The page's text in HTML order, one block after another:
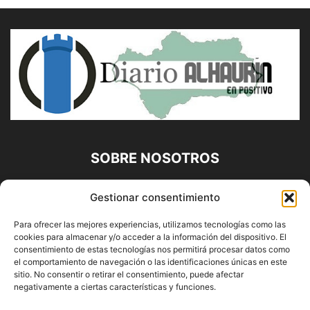
Gestionar consentimiento
Para ofrecer las mejores experiencias, utilizamos tecnologías como las
cookies para almacenar y/o acceder a la información del dispositivo. El
consentimiento de estas tecnologías nos permitirá procesar datos como
el comportamiento de navegación o las identificaciones únicas en este
sitio. No consentir o retirar el consentimiento, puede afectar
negativamente a ciertas características y funciones.
SOBRE NOSOTROS
Diario Alhaurín (www.alhaurindelatorre.com) Propiedad de
Francisco E. López López | 639 95 71 95 | Noticias de
Alhaurín de la Torre, Málaga y Provincia|
Contáctanos:info@alhaurindelatorre.com
SÍGUENOS